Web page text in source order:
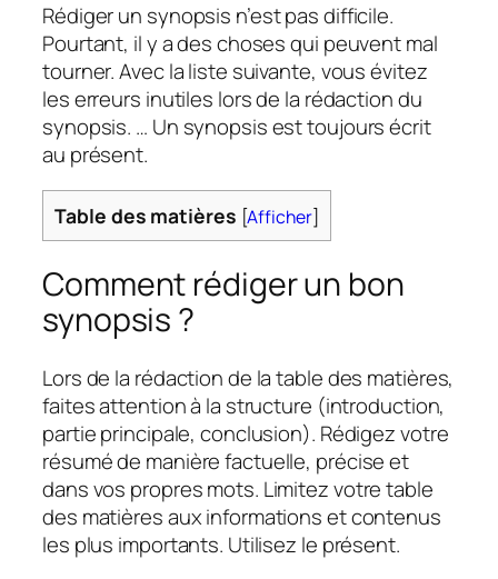
Rédiger un synopsis n’est pas difficile.
Pourtant, il y a des choses qui peuvent mal
tourner. Avec la liste suivante, vous évitez
les erreurs inutiles lors de la rédaction du
synopsis. … Un synopsis est toujours écrit
au présent.
Table des matières [Afficher]
Comment rédiger un bon
synopsis ?
Lors de la rédaction de la table des matières,
faites attention à la structure (introduction,
partie principale, conclusion). Rédigez votre
résumé de manière factuelle, précise et
dans vos propres mots. Limitez votre table
des matières aux informations et contenus
les plus importants. Utilisez le présent.